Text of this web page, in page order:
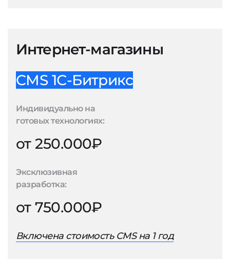
Интернет-магазины
CMS 1С-Битрикс
Индивидуально на
готовых технологиях:
от 250.000₽
Эксклюзивная
разработка:
от 750.000₽
Включена стоимость CMS на 1 год